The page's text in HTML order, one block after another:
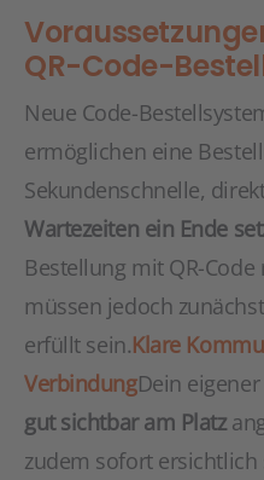
QR-Code-
Neue Code-
ermöglichen eine
Sekundenschnelle,
Wartezeiten ein Ende
Bestellung mit QR-
müssen jedoch
erfüllt sein.Klare
VerbindungDein
gut sichtbar am Platz
zudem sofort ersichtlich